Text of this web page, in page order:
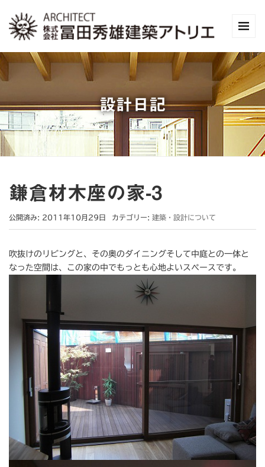
設計日記
鎌倉材木座の家-3
公開済み: 2011年10月29日 カテゴリー: 建築・設計について
吹抜けのリビングと、その奥のダイニングそして中庭との一体と
なった空間は、この家の中でもっとも心地よいスペースです。